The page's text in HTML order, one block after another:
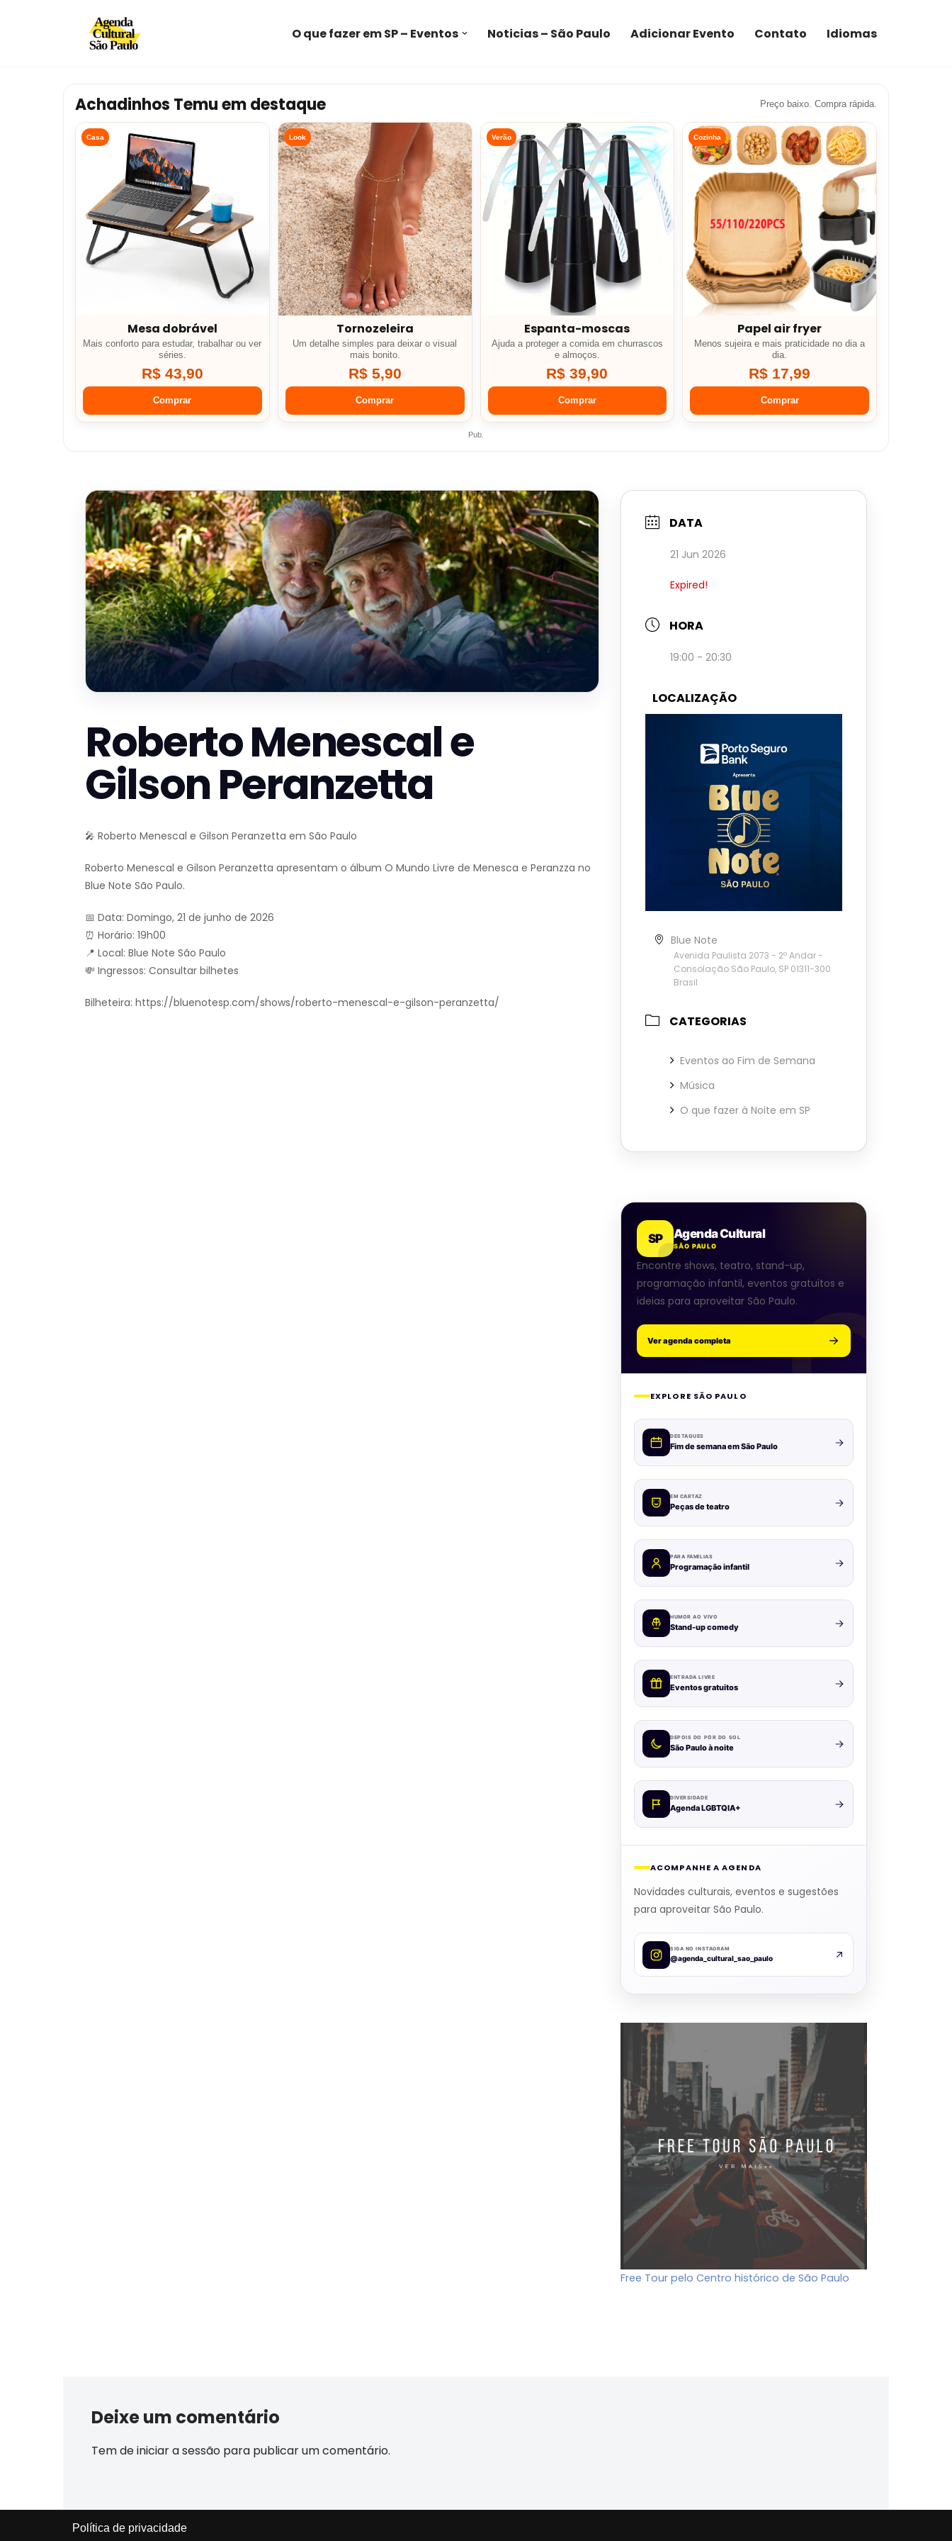
O que fazer em SP – Eventos Noticias – São Paulo Adicionar Evento Contato Idiomas
Achadinhos Temu em destaque Preço baixo. Compra rápida.
Casa
Mesa dobrável
Mais conforto para estudar, trabalhar ou ver
séries.
R$ 43,90
Comprar
Look
Tornozeleira
Um detalhe simples para deixar o visual
mais bonito.
R$ 5,90
Comprar
Verão
Espanta-moscas
Ajuda a proteger a comida em churrascos
e almoços.
R$ 39,90
Comprar
Cozinha
Papel air fryer
Menos sujeira e mais praticidade no dia a
dia.
R$ 17,99
Comprar
Pub.
Roberto Menescal e
Gilson Peranzetta
🎤 Roberto Menescal e Gilson Peranzetta em São Paulo
Roberto Menescal e Gilson Peranzetta apresentam o álbum O Mundo Livre de Menesca e Peranzza no
Blue Note São Paulo.
📅 Data: Domingo, 21 de junho de 2026
⏰ Horário: 19h00
📍 Local: Blue Note São Paulo
💸 Ingressos: Consultar bilhetes
Bilheteira: https://bluenotesp.com/shows/roberto-menescal-e-gilson-peranzetta/
DATA
21 Jun 2026
Expired!
HORA
19:00 - 20:30
LOCALIZAÇÃO
Blue Note
Avenida Paulista 2073 - 2º Andar -
Consolação São Paulo, SP 01311-300
Brasil
CATEGORIAS
Eventos ao Fim de Semana
Música
O que fazer à Noite em SP
SP Agenda Cultural
SÃO PAULO
Encontre shows, teatro, stand-up,
programação infantil, eventos gratuitos e
ideias para aproveitar São Paulo.
Ver agenda completa
EXPLORE SÃO PAULO
DESTAQUES
Fim de semana em São Paulo
EM CARTAZ
Peças de teatro
PARA FAMÍLIAS
Programação infantil
HUMOR AO VIVO
Stand-up comedy
ENTRADA LIVRE
Eventos gratuitos
DEPOIS DO PÔR DO SOL
São Paulo à noite
DIVERSIDADE
Agenda LGBTQIA+
ACOMPANHE A AGENDA
Novidades culturais, eventos e sugestões
para aproveitar São Paulo.
SIGA NO INSTAGRAM
@agenda_cultural_sao_paulo
Free Tour pelo Centro histórico de São Paulo
Deixe um comentário
Tem deiniciar a sessão para publicar um comentário.
Política de privacidade